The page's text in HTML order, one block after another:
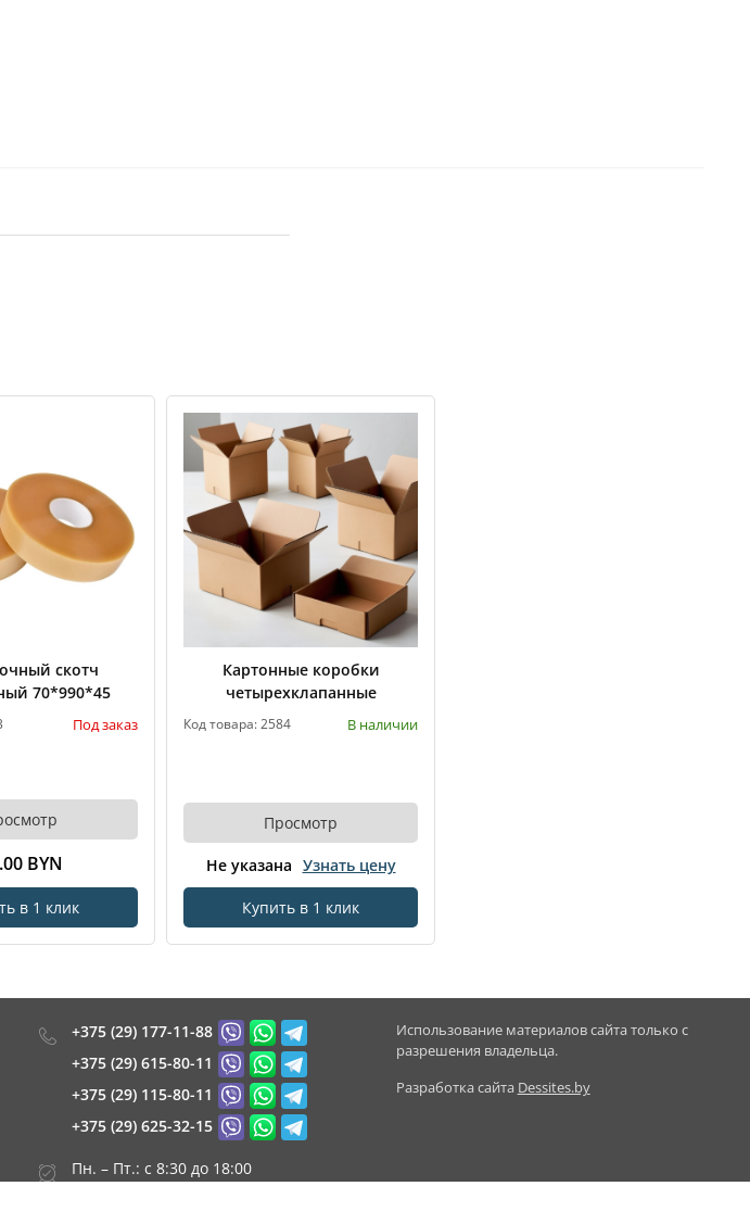
скотч
70*990*45
Под заказ
BYN
в 1 клик
Картонные коробки
четырехклапанные
Код товара: 2584 В наличии
Просмотр
Не указана Узнать цену
Купить в 1 клик
+375 (29) 177-11-88
+375 (29) 615-80-11
+375 (29) 115-80-11
+375 (29) 625-32-15
Пн. – Пт.: с 8:30 до 18:00
Использование материалов сайта только с
разрешения владельца.
Разработка сайта Dessites.by